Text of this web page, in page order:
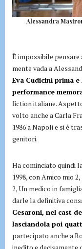
Alessandra
È impossibile pensare
mente vada a
Eva Cudicini prima
performance
fiction italiane.
volto anche a Carla
1986 a Napoli e si è
genitori.
Ha cominciato quindi
1998, con Amico mio
2, Un medico in
darle la definitiva
Cesaroni, nel cast
lasciandola poi
partecipato anche a